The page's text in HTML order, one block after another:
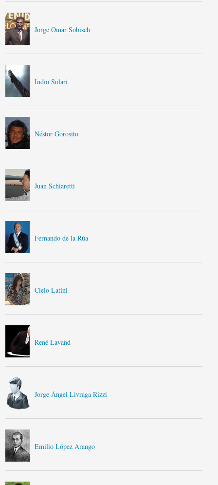
Jorge Omar Sobisch
Indio Solari
Néstor Gorosito
Juan Schiaretti
Fernando de la Rúa
Cielo Latini
René Lavand
Jorge Ángel Livraga Rizzi
Emilio López Arango